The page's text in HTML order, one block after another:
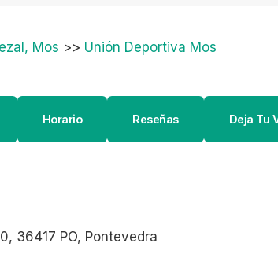
Mos >> Unión Deportiva Mos
Horario Reseñas Deja Tu
36417 PO, Pontevedra